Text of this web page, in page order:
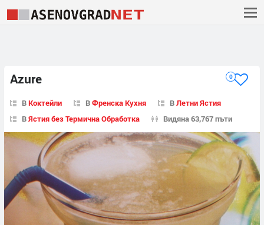
Azure 0
ВКоктейли ВФренска Кухня ВЛетни Ястия
ВЯстия без Термична Обработка Видяна 63,767 пъти